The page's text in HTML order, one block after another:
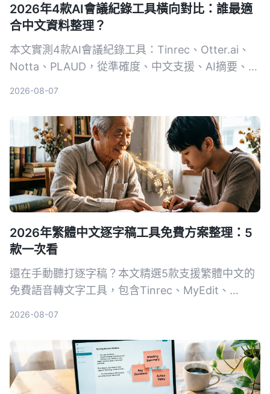
2026年4款AI會議紀錄工具橫向對比：誰最適
合中文資料整理？
本文實測4款AI會議紀錄工具：Tinrec、Otter.ai、
Notta、PLAUD，從準確度、中文支援、AI摘要、多
2026-08-07
2026年繁體中文逐字稿工具免費方案整理：5
款一次看
還在手動聽打逐字稿？本文精選5款支援繁體中文的
免費語音轉文字工具，包含Tinrec、MyEdit、
2026-08-07